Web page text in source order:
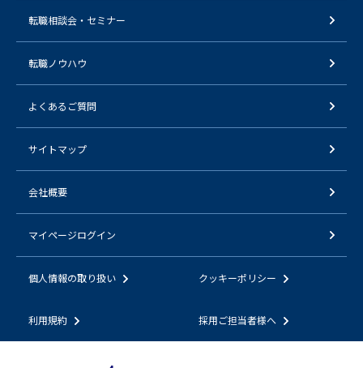
転職相談会・セミナー
転職ノウハウ
よくあるご質問
サイトマップ
会社概要
マイページログイン
個人情報の取り扱い クッキーポリシー
利用規約 採用ご担当者様へ